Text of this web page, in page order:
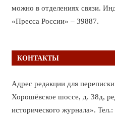
можно в отделениях связи.
«Пресса России» – 39887.
КОНТАКТЫ
Адрес редакции для
Хорошёвское шоссе, д. 38д,
исторического журнала».